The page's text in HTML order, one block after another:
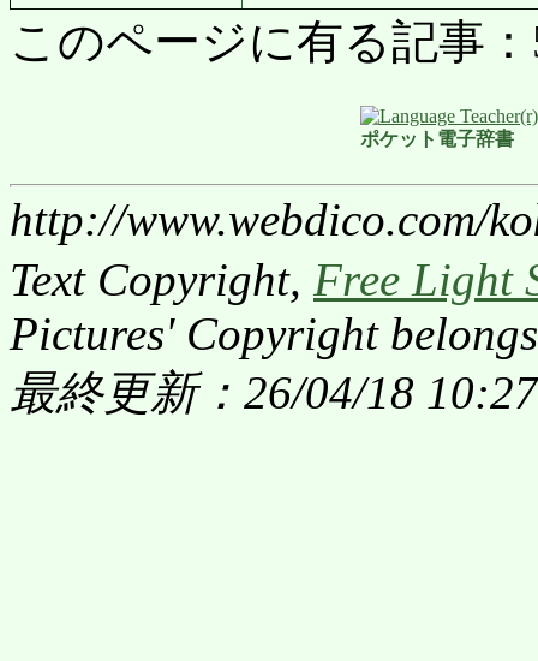
このページに有る記事
ポケット電子辞書
http://www.webdico.com/
Text Copyright, Free Light
Pictures' Copyright
最終更新：26/04/18 10:27